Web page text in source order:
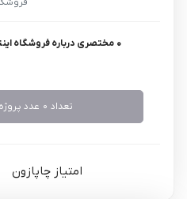
0 مختصری درباره فروشگاه اینترنتی نبوی :
تعداد 0 عدد پروژه در دست اجرا
امتیاز چاپازون